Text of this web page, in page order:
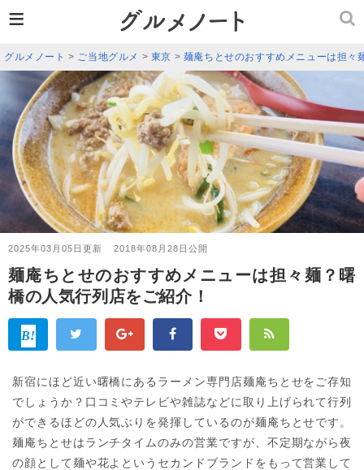
グルメノート > ご当地グルメ > 東京 > 麺庵ちとせのおすすめメニューは担々
2025年03月05日更新 2018年08月28日公開
麺庵ちとせのおすすめメニューは担々麺？曙
橋の人気行列店をご紹介！
新宿にほど近い曙橋にあるラーメン専門店麺庵ちとせをご存知
でしょうか？口コミやテレビや雑誌などに取り上げられて行列
ができるほどの人気ぶりを発揮しているのが麺庵ちとせです。
麺庵ちとせはランチタイムのみの営業ですが、不定期ながら夜
の顔として麺や花よというセカンドブランドをもって営業して
≡